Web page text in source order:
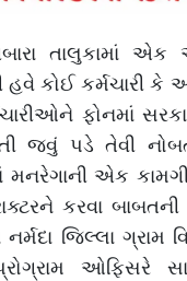
તાલુકામાં એક
કોઈ કર્મચારી કે
ફોનમાં
જવું પડે તેવી
મનરેગાની એક
કરવા બાબતની
જિલ્લા ગ્રામ
ઓફિસરે